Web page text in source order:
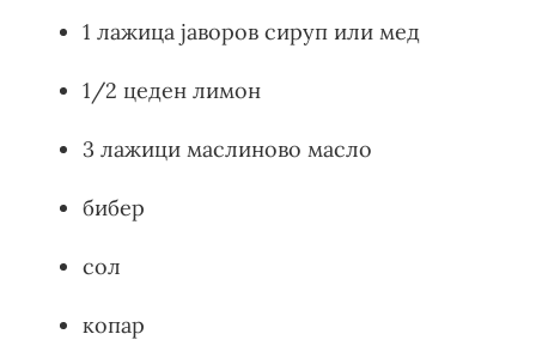
1 лажица јаворов сируп или мед
1/2 цеден лимон
3 лажици маслиново масло
бибер
сол
копар